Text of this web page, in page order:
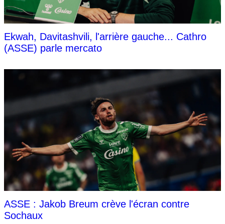
Ekwah, Davitashvili, l'arrière gauche... Cathro
(ASSE) parle mercato
ASSE : Jakob Breum crève l'écran contre
Sochaux